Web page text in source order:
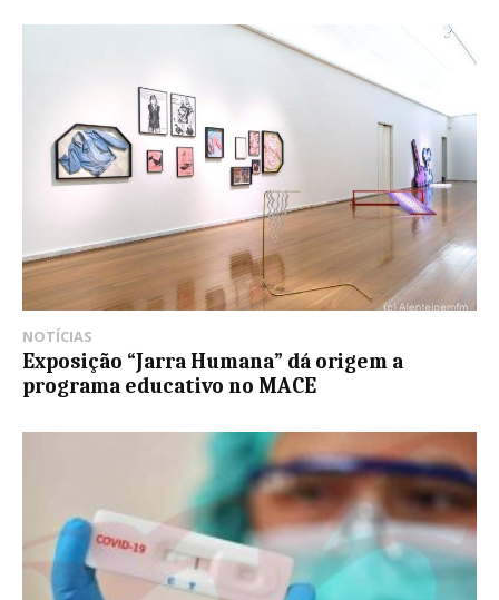
NOTÍCIAS
Exposição “Jarra Humana” dá origem a
programa educativo no MACE